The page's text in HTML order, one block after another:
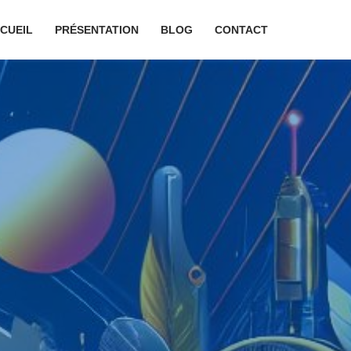
PRÉSENTATION BLOG CONTACT